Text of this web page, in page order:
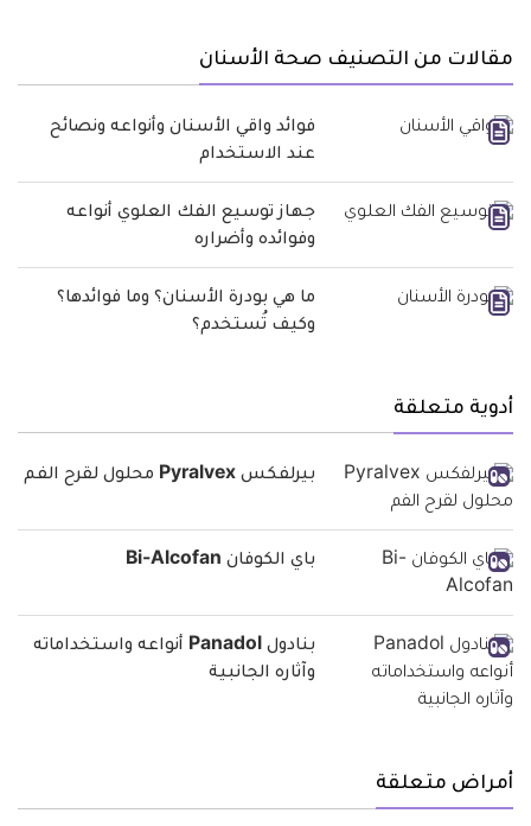
مقالات من التصنيف صحة الأسنان
فوائد واقي الأسنان وأنواعه ونصائح
عند الاستخدام
جهاز توسيع الفك العلوي أنواعه
وفوائده وأضراره
ما هي بودرة الأسنان؟ وما فوائدها؟
وكيف تُستخدم؟
أدوية متعلقة
بيرلفكس Pyralvex محلول لقرح الفم
باي الكوفان Bi-Alcofan
بنادول Panadol‬‏ أنواعه واستخداماته
وآثاره الجانبية
أمراض متعلقة